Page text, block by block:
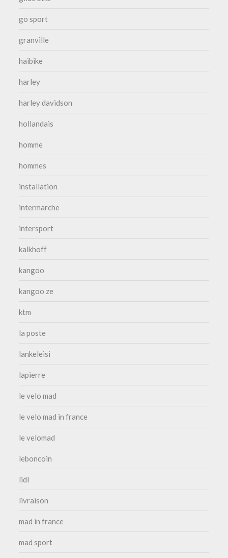
go sport
granville
haibike
harley
harley davidson
hollandais
homme
hommes
installation
intermarche
intersport
kalkhoff
kangoo
kangoo ze
ktm
la poste
lankeleisi
lapierre
le velo mad
le velo mad in france
le velomad
leboncoin
lidl
livraison
mad in france
mad sport